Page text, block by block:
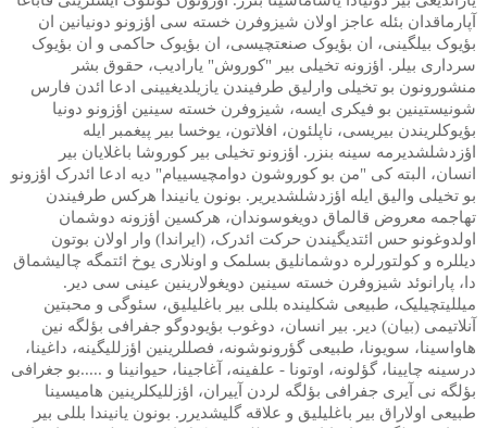
آپارماقدان بئله عاجز اولان شیزوفرن خسته سی اؤزونو دونیانین ان
بؤیوک بیلگینی، ان بؤیوک صنعتچیسی، ان بؤیوک حاکمی و ان بؤیوک
سرداری بیلر. اؤزونه تخیلی بیر "کوروش" یارادیب، حقوق بشر
منشورونون بو تخیلی وارلیق طرفیندن یازیلدیغیینی ادعا ائدن فارس
شونیستینین بو فیکری ایسه، شیزوفرن خسته سینین اؤزونو دونیا
بؤیوکلریندن بیریسی، ناپلئون، افلاتون، یوخسا بیر پیغمبر ایله
اؤزدشلشدیرمه سینه بنزر. اؤزونو تخیلی بیر کوروشا باغلایان بیر
انسان، البته کی "من بو کوروشون دوامچیسییام" دیه ادعا ائدرک اؤزونو
بو تخیلی والیق ایله اؤزدشلشدیریر. بونون یانیندا هرکس طرفیندن
تهاجمه معروض قالماق دویغوسوندان، هرکسین اؤزونه دوشمان
اولدوغونو حس ائتدیگیندن حرکت ائدرک، (ایراندا) وار اولان بوتون
دیللره و کولتورلره دوشمانلیق بسلمک و اونلاری یوخ ائتمگه چالیشماق
دا، پارانوئد شیزوفرن خسته سینین دویغولارینین عینی سی دیر.
میللیتچیلیک، طبیعی شکلینده بللی بیر باغلیلیق، سئوگی و محبتین
آنلاتیمی (بیان) دیر. بیر انسان، دوغوب بؤیودوگو جفرافی بؤلگه نین
هاواسینا، سویونا، طبیعی گؤرونوشونه، فصللرینین اؤزللیگینه، داغینا،
درسینه چایینا، گؤلونه، اوتونا - علفینه، آغاجینا، حیوانینا و .....بو جغرافی
بؤلگه نی آیری جفرافی بؤلگه لردن آییران، اؤزللیکلرینین هامیسینا
طبیعی اولاراق بیر باغلیلیق و علاقه گلیشدیرر. بونون یانیندا بللی بیر